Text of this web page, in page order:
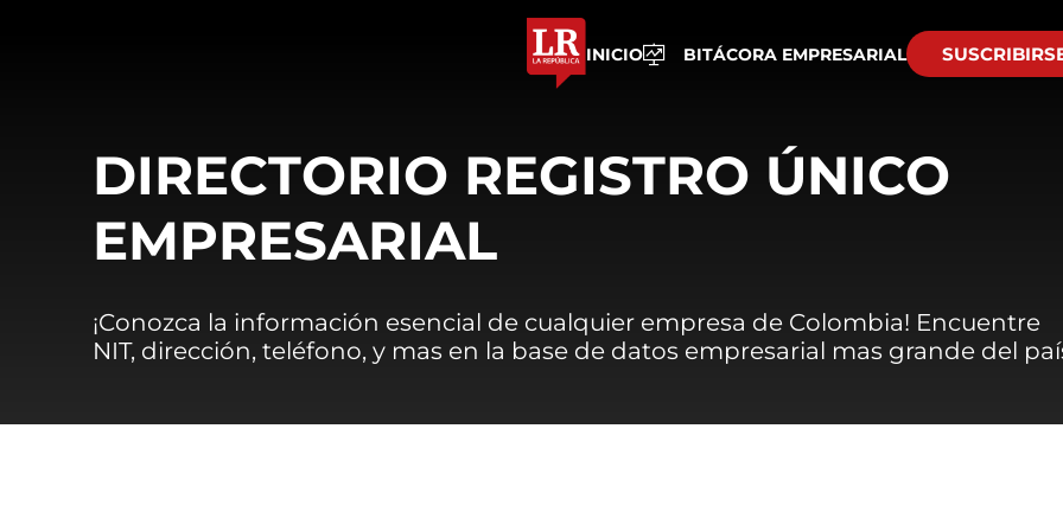
INICIO BITÁCORA EMPRESARIAL
DIRECTORIO REGISTRO ÚNICO
EMPRESARIAL
¡Conozca la información esencial de cualquier empresa de Colombia! Encuentre
NIT, dirección, teléfono, y mas en la base de datos empresarial mas grande del